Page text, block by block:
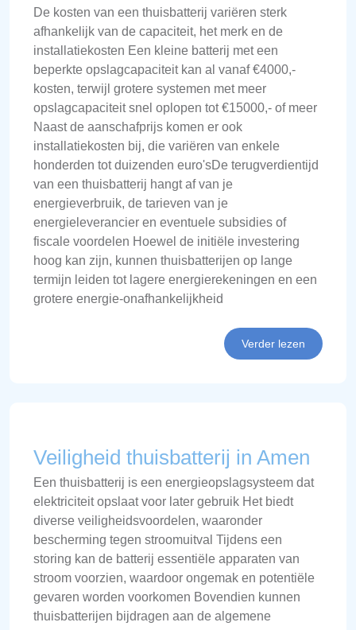
De kosten van een thuisbatterij variëren sterk
afhankelijk van de capaciteit, het merk en de
installatiekosten Een kleine batterij met een
beperkte opslagcapaciteit kan al vanaf €4000,-
kosten, terwijl grotere systemen met meer
opslagcapaciteit snel oplopen tot €15000,- of meer
Naast de aanschafprijs komen er ook
installatiekosten bij, die variëren van enkele
honderden tot duizenden euro'sDe terugverdientijd
van een thuisbatterij hangt af van je
energieverbruik, de tarieven van je
energieleverancier en eventuele subsidies of
fiscale voordelen Hoewel de initiële investering
hoog kan zijn, kunnen thuisbatterijen op lange
termijn leiden tot lagere energierekeningen en een
grotere energie-onafhankelijkheid
Verder lezen
Veiligheid thuisbatterij in Amen
Een thuisbatterij is een energieopslagsysteem dat
elektriciteit opslaat voor later gebruik Het biedt
diverse veiligheidsvoordelen, waaronder
bescherming tegen stroomuitval Tijdens een
storing kan de batterij essentiële apparaten van
stroom voorzien, waardoor ongemak en potentiële
gevaren worden voorkomen Bovendien kunnen
thuisbatterijen bijdragen aan de algemene